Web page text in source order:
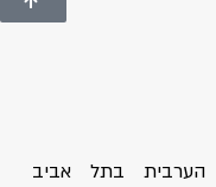
בתל אביב